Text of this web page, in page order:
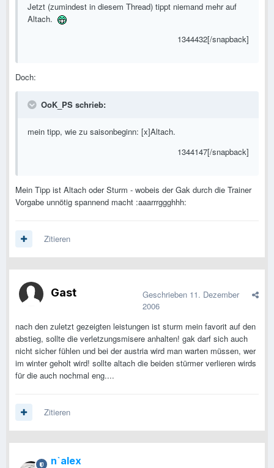
Jetzt (zumindest in diesem Thread) tippt niemand mehr auf
Altach.
1344432[/snapback]
Doch:
OoK_PS schrieb:
mein tipp, wie zu saisonbeginn: [x]Altach.
1344147[/snapback]
Mein Tipp ist Altach oder Sturm - wobeis der Gak durch die Trainer
Vorgabe unnötig spannend macht :aaarrrggghhh:
Zitieren
Gast Geschrieben 11. Dezember
2006
nach den zuletzt gezeigten leistungen ist sturm mein favorit auf den
abstieg, sollte die verletzungsmisere anhalten! gak darf sich auch
nicht sicher fühlen und bei der austria wird man warten müssen, wer
im winter geholt wird! sollte altach die beiden stürmer verlieren wirds
für die auch nochmal eng....
Zitieren
n`alex